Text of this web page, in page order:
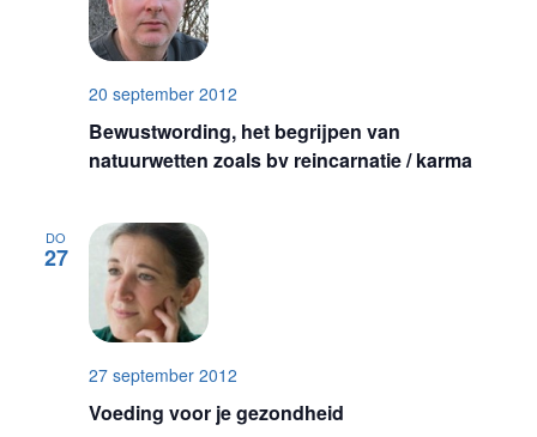
20 september 2012
Bewustwording, het begrijpen van
natuurwetten zoals bv reincarnatie / karma
DO
27
27 september 2012
Voeding voor je gezondheid